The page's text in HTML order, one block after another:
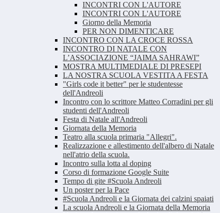
INCONTRI CON L'AUTORE
INCONTRI CON L'AUTORE
Giorno della Memoria
PER NON DIMENTICARE
INCONTRO CON LA CROCE ROSSA
INCONTRO DI NATALE CON
L’ASSOCIAZIONE “JAIMA SAHRAWI”
MOSTRA MULTIMEDIALE DI PRESEPI
LA NOSTRA SCUOLA VESTITA A FESTA
"Girls code it better" per le studentesse
dell'Andreoli
Incontro con lo scrittore Matteo Corradini per gli
studenti dell'Andreoli
Festa di Natale all'Andreoli
Giornata della Memoria
Teatro alla scuola primaria "Allegri".
Realizzazione e allestimento dell'albero di Natale
nell'atrio della scuola.
Incontro sulla lotta al doping
Corso di formazione Google Suite
Tempo di gite #Scuola Andreoli
Un poster per la Pace
#Scuola Andreoli e la Giornata dei calzini spaiati
La scuola Andreoli e la Giornata della Memoria